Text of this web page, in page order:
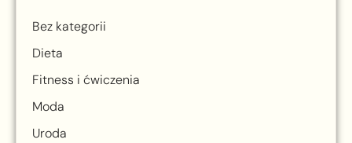
Bez kategorii
Dieta
Fitness i ćwiczenia
Moda
Uroda